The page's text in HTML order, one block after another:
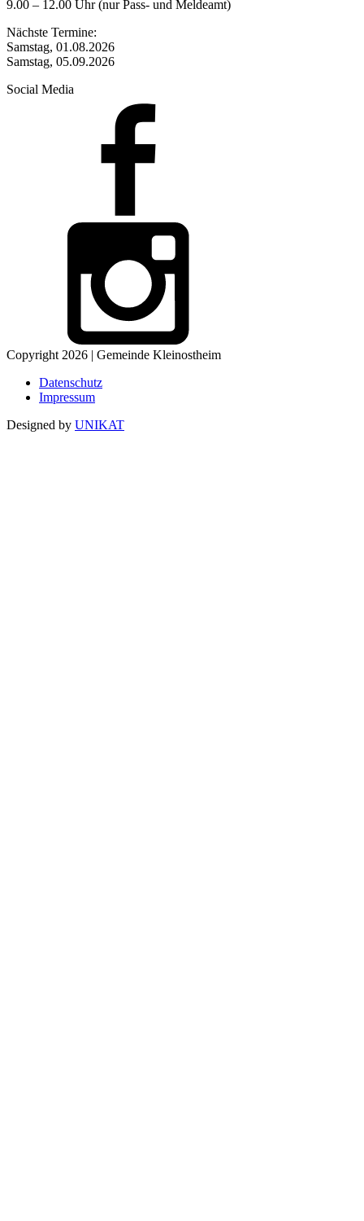
9.00 – 12.00 Uhr (nur Pass- und Meldeamt)
Nächste Termine:
Samstag, 01.08.2026
Samstag, 05.09.2026
Social Media
Copyright 2026 | Gemeinde Kleinostheim
Datenschutz
Impressum
Designed by UNIKAT